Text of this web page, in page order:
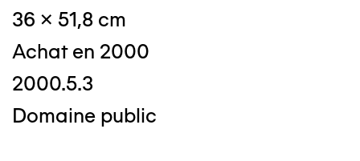
36 x 51,8 cm
Achat en 2000
2000.5.3
Domaine public